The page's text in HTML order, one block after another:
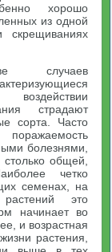
хорошо
из одной
случаев
страдают
сорта. Часто
болезнями,
общей,
четко
семенах, на
это
начинает во
и возрастная
растения,